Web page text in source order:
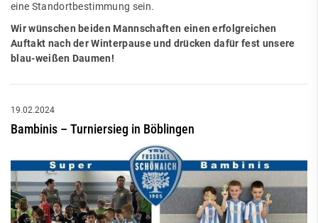
eine Standortbestimmung sein.
Wir wünschen beiden Mannschaften einen erfolgreichen
Auftakt nach der Winterpause und drücken dafür fest unsere
blau-weißen Daumen!
19.02.2024
Bambinis – Turniersieg in Böblingen